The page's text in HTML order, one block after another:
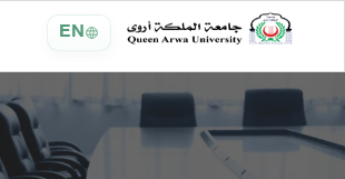
EN